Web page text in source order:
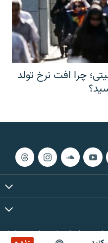
چرا افت نرخ تولد
مقررات کپی‌رایت، برای رادیو فردا